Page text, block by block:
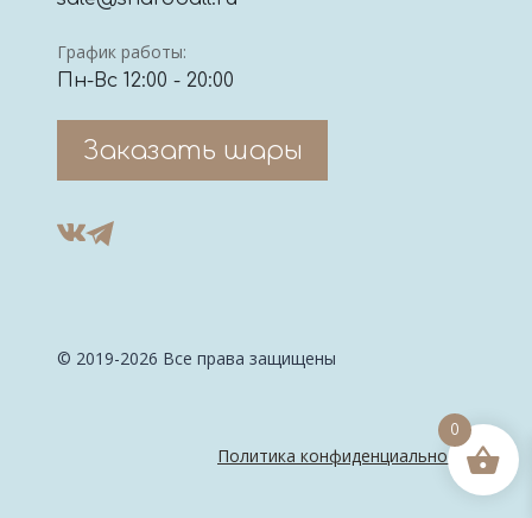
График работы:
Пн-Вс 12:00 - 20:00
Заказать шары
© 2019-2026 Все права защищены
Политика конфиденциальности
0